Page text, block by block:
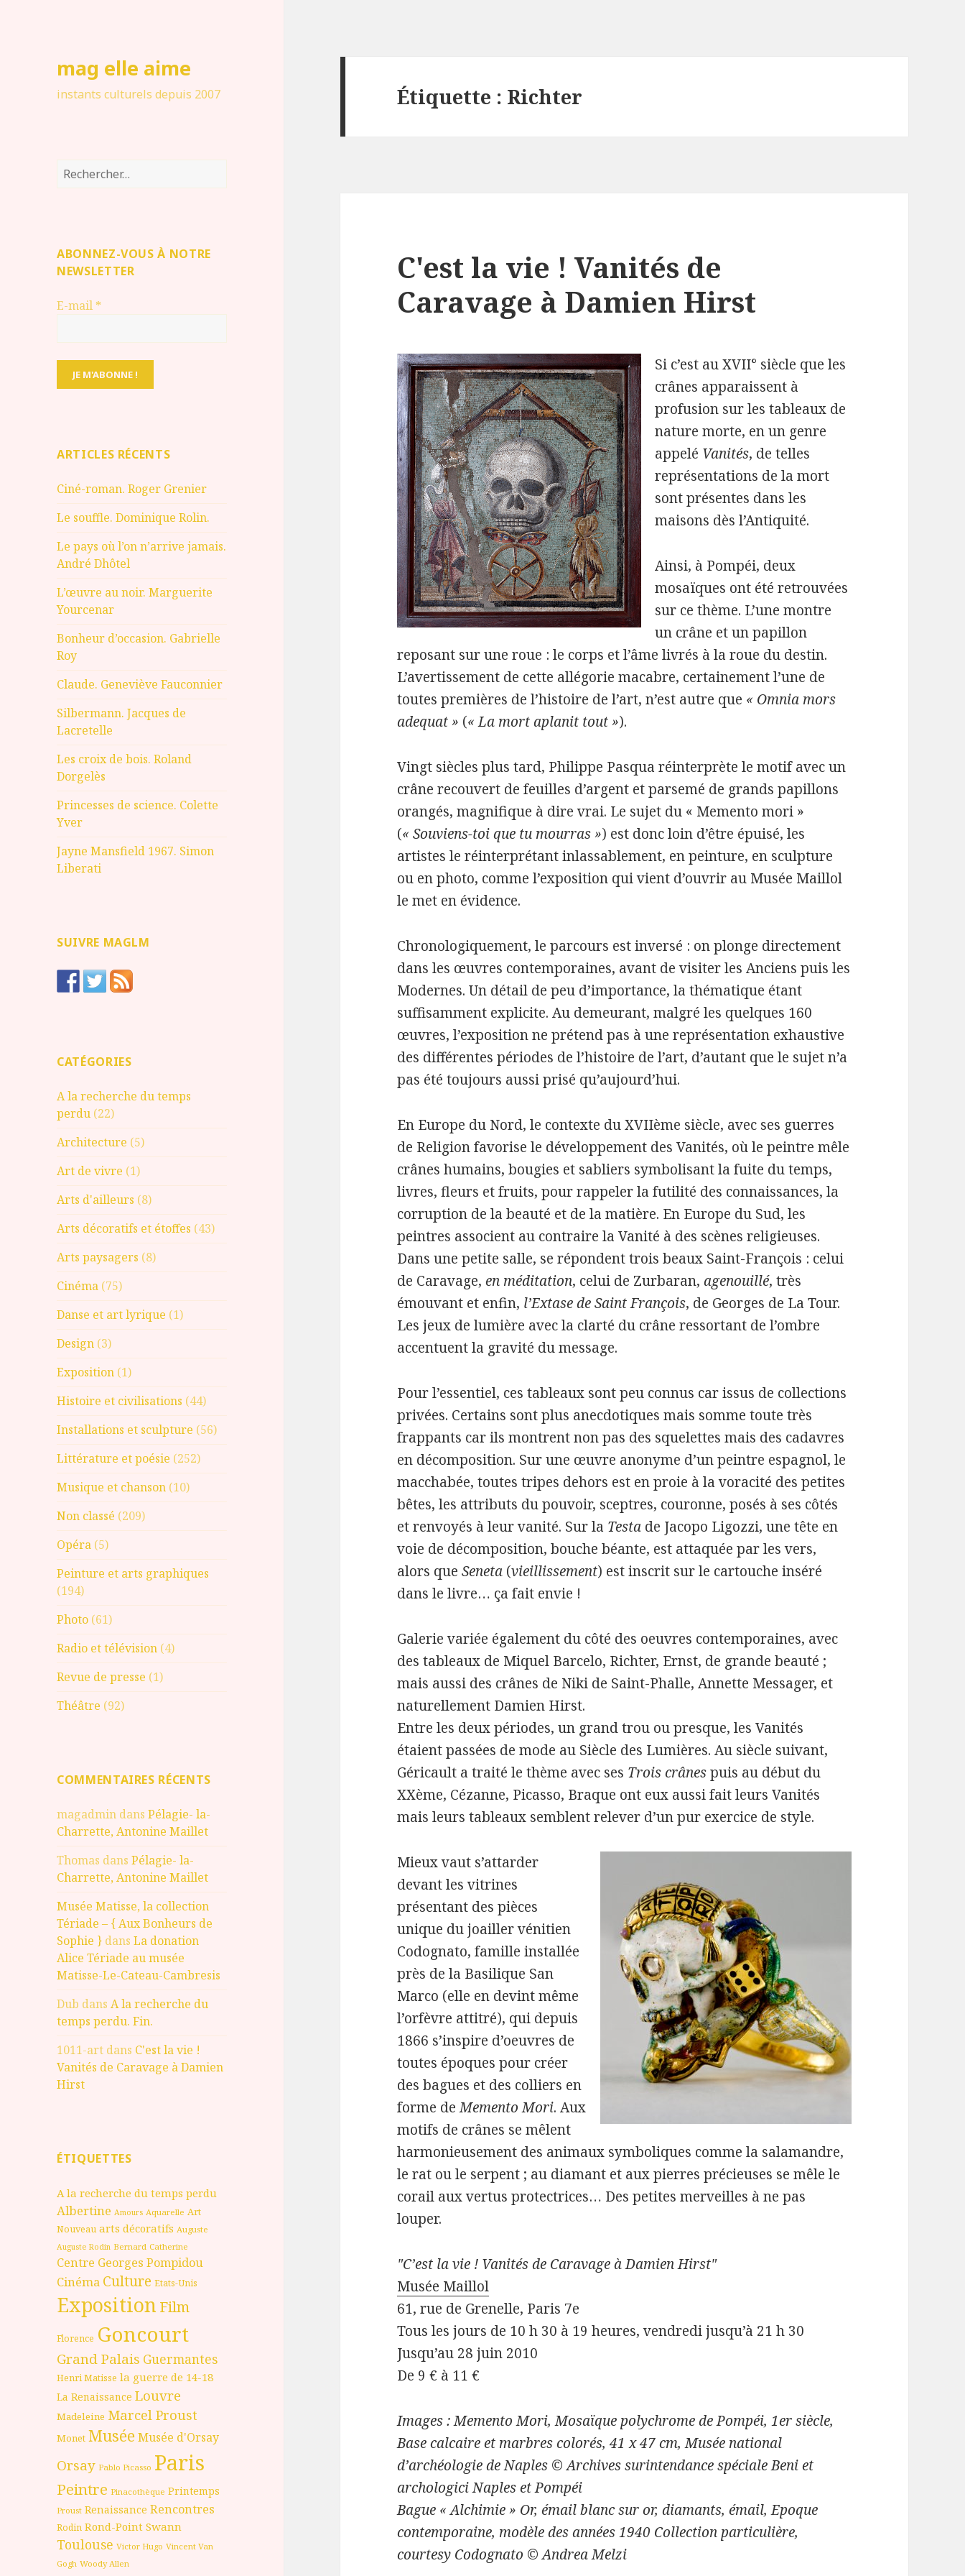
mag elle aime
instants culturels depuis 2007
Rechercher :
ABONNEZ-VOUS À NOTRE
NEWSLETTER
E-mail *
ARTICLES RÉCENTS
Ciné-roman. Roger Grenier
Le souffle. Dominique Rolin.
Le pays où l’on n’arrive jamais.
André Dhôtel
L’œuvre au noir. Marguerite
Yourcenar
Bonheur d’occasion. Gabrielle
Roy
Claude. Geneviève Fauconnier
Silbermann. Jacques de
Lacretelle
Les croix de bois. Roland
Dorgelès
Princesses de science. Colette
Yver
Jayne Mansfield 1967. Simon
Liberati
SUIVRE MAGLM
CATÉGORIES
A la recherche du temps
perdu (22)
Architecture (5)
Art de vivre (1)
Arts d'ailleurs (8)
Arts décoratifs et étoffes (43)
Arts paysagers (8)
Cinéma (75)
Danse et art lyrique (1)
Design (3)
Exposition (1)
Histoire et civilisations (44)
Installations et sculpture (56)
Littérature et poésie (252)
Musique et chanson (10)
Non classé (209)
Opéra (5)
Peinture et arts graphiques
(194)
Photo (61)
Radio et télévision (4)
Revue de presse (1)
Théâtre (92)
COMMENTAIRES RÉCENTS
magadmin dansPélagie- la-
Charrette, Antonine Maillet
Thomas dansPélagie- la-
Charrette, Antonine Maillet
Musée Matisse, la collection
Tériade – { Aux Bonheurs de
Sophie } dansLa donation
Alice Tériade au musée
Matisse-Le-Cateau-Cambresis
Dub dansA la recherche du
temps perdu. Fin.
1011-art dans C'est la vie !
Vanités de Caravage à Damien
Hirst
ÉTIQUETTES
A la recherche du temps perdu
Albertine Amours Aquarelle Art
Nouveau arts décoratifs Auguste
Auguste Rodin Bernard Catherine
Centre Georges Pompidou
Cinéma Culture Etats-Unis
ExpositionFilm
Florence Goncourt
Grand Palais Guermantes
Henri Matisse la guerre de 14-18
La Renaissance Louvre
Madeleine Marcel Proust
Monet Musée Musée d'Orsay
Orsay Pablo Picasso Paris
Peintre Pinacothèque Printemps
Proust Renaissance Rencontres
Rodin Rond-Point Swann
Toulouse Victor Hugo Vincent Van
Gogh Woody Allen
Étiquette : Richter
C'est la vie ! Vanités de
Caravage à Damien Hirst
Si c’est au XVII° siècle que les
crânes apparaissent à
profusion sur les tableaux de
nature morte, en un genre
appelé Vanités, de telles
représentations de la mort
sont présentes dans les
maisons dès l’Antiquité.
Ainsi, à Pompéi, deux
mosaïques ont été retrouvées
sur ce thème. L’une montre
un crâne et un papillon
reposant sur une roue : le corps et l’âme livrés à la roue du destin.
L’avertissement de cette allégorie macabre, certainement l’une de
toutes premières de l’histoire de l’art, n’est autre que « Omnia mors
adequat » (« La mort aplanit tout »).
Vingt siècles plus tard, Philippe Pasqua réinterprète le motif avec un
crâne recouvert de feuilles d’argent et parsemé de grands papillons
orangés, magnifique à dire vrai. Le sujet du « Memento mori »
(« Souviens-toi que tu mourras ») est donc loin d’être épuisé, les
artistes le réinterprétant inlassablement, en peinture, en sculpture
ou en photo, comme l’exposition qui vient d’ouvrir au Musée Maillol
le met en évidence.
Chronologiquement, le parcours est inversé : on plonge directement
dans les œuvres contemporaines, avant de visiter les Anciens puis les
Modernes. Un détail de peu d’importance, la thématique étant
suffisamment explicite. Au demeurant, malgré les quelques 160
œuvres, l’exposition ne prétend pas à une représentation exhaustive
des différentes périodes de l’histoire de l’art, d’autant que le sujet n’a
pas été toujours aussi prisé qu’aujourd’hui.
En Europe du Nord, le contexte du XVIIème siècle, avec ses guerres
de Religion favorise le développement des Vanités, où le peintre mêle
crânes humains, bougies et sabliers symbolisant la fuite du temps,
livres, fleurs et fruits, pour rappeler la futilité des connaissances, la
corruption de la beauté et de la matière. En Europe du Sud, les
peintres associent au contraire la Vanité à des scènes religieuses.
Dans une petite salle, se répondent trois beaux Saint-François : celui
de Caravage,en méditation, celui de Zurbaran,agenouillé, très
émouvant et enfin, l’Extase de Saint François, de Georges de La Tour.
Les jeux de lumière avec la clarté du crâne ressortant de l’ombre
accentuent la gravité du message.
Pour l’essentiel, ces tableaux sont peu connus car issus de collections
privées. Certains sont plus anecdotiques mais somme toute très
frappants car ils montrent non pas des squelettes mais des cadavres
en décomposition. Sur une œuvre anonyme d’un peintre espagnol, le
macchabée, toutes tripes dehors est en proie à la voracité des petites
bêtes, les attributs du pouvoir, sceptres, couronne, posés à ses côtés
et renvoyés à leur vanité. Sur la Testa de Jacopo Ligozzi, une tête en
voie de décomposition, bouche béante, est attaquée par les vers,
alors queSeneta (vieillissement) est inscrit sur le cartouche inséré
dans le livre… ça fait envie !
Galerie variée également du côté des oeuvres contemporaines, avec
des tableaux de Miquel Barcelo, Richter, Ernst, de grande beauté ;
mais aussi des crânes de Niki de Saint-Phalle, Annette Messager, et
naturellement Damien Hirst.
Entre les deux périodes, un grand trou ou presque, les Vanités
étaient passées de mode au Siècle des Lumières. Au siècle suivant,
Géricault a traité le thème avec ses Trois crânespuis au début du
XXème, Cézanne, Picasso, Braque ont eux aussi fait leurs Vanités
mais leurs tableaux semblent relever d’un pur exercice de style.
Mieux vaut s’attarder
devant les vitrines
présentant des pièces
unique du joailler vénitien
Codognato, famille installée
près de la Basilique San
Marco (elle en devint même
l’orfèvre attitré), qui depuis
1866 s’inspire d’oeuvres de
toutes époques pour créer
des bagues et des colliers en
forme deMemento Mori. Aux
motifs de crânes se mêlent
harmonieusement des animaux symboliques comme la salamandre,
le rat ou le serpent ; au diamant et aux pierres précieuses se mêle le
corail aux vertus protectrices… Des petites merveilles à ne pas
louper.
"C’est la vie ! Vanités de Caravage à Damien Hirst"
Musée Maillol
61, rue de Grenelle, Paris 7e
Tous les jours de 10 h 30 à 19 heures, vendredi jusqu’à 21 h 30
Jusqu’au 28 juin 2010
De 9 € à 11 €
Images : Memento Mori, Mosaïque polychrome de Pompéi, 1er siècle,
Base calcaire et marbres colorés, 41 x 47 cm, Musée national
d’archéologie de Naples © Archives surintendance spéciale Beni et
archologici Naples et Pompéi
Bague « Alchimie » Or, émail blanc sur or, diamants, émail, Epoque
contemporaine, modèle des années 1940 Collection particulière,
courtesy Codognato © Andrea Melzi